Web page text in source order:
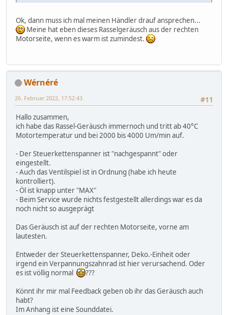
Ok, dann muss ich mal meinen Händler drauf ansprechen...
Meine hat eben dieses Rasselgeräusch aus der rechten
Motorseite, wenn es warm ist zumindest.
Wérnéré
#11
26. Februar 2022, 17:52:43
Hallo zusammen,
ich habe das Rassel-Geräusch immernoch und tritt ab 40°C
Motortemperatur und bei 2000 bis 4000 Um/min auf.
- Der Steuerkettenspanner ist "nachgespannt" oder
eingestellt.
- Auch das Ventilspiel ist in Ordnung (habe ich heute
kontrolliert).
- Öl ist knapp unter "MAX"
- Beim Service wurde nichts festgestellt allerdings war es da
noch nicht so ausgeprägt
Das Geräusch ist auf der rechten Motorseite, vorne am
lautesten.
Entweder der Steuerkettenspanner, Deko.-Einheit oder
irgend ein Verpannungszahnrad ist hier verursachend. Oder
es ist völlig normal
???
Könnt ihr mir mal Feedback geben ob ihr das Geräusch auch
habt?
Im Anhang ist eine Sounddatei.